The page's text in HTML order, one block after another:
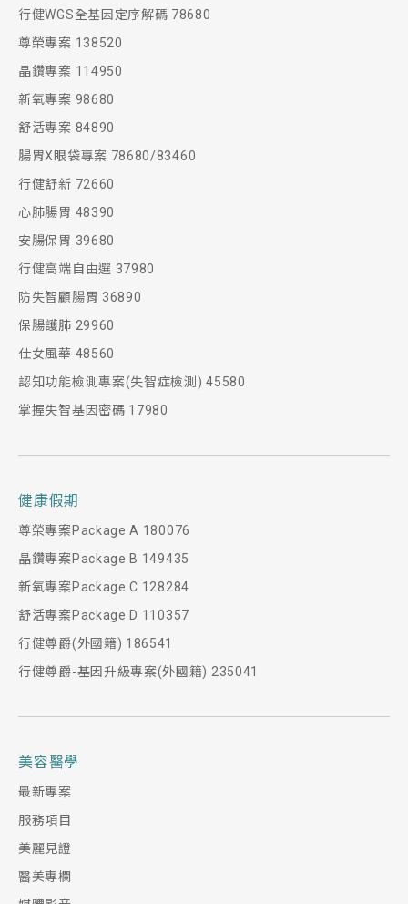
行健WGS全基因定序解碼 78680
尊榮專案 138520
晶鑽專案 114950
新氧專案 98680
舒活專案 84890
腸胃X眼袋專案 78680/83460
行健舒新 72660
心肺腸胃 48390
安腸保胃 39680
行健高端自由選 37980
防失智顧腸胃 36890
保腸護肺 29960
仕女風華 48560
認知功能檢測專案(失智症檢測) 45580
掌握失智基因密碼 17980
健康假期
尊榮專案Package A 180076
晶鑽專案Package B 149435
新氧專案Package C 128284
舒活專案Package D 110357
行健尊爵(外國籍) 186541
行健尊爵-基因升級專案(外國籍) 235041
美容醫學
最新專案
服務項目
美麗見證
醫美專欄